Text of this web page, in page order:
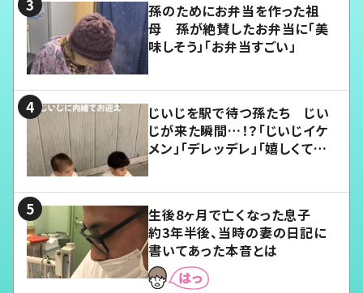
孫のためにお弁当を作った祖
母 孫が絶賛したお弁当に「美
味しそう」「お弁当すごい」
じいじを駅で待つ孫たち じい
じが来た瞬間…！？「じいじイケ
メン」「デレッデレ」「嬉しくて可
生後8ヶ月で亡くなった息子
約3年半後、当時の妻の日記に
書いてあった本音とは